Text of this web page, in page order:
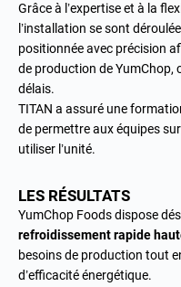
Grâce à l’expertise et à la
l’installation se sont
positionnée avec précision
de production de YumChop,
délais.
TITAN a assuré une
de permettre aux équipes
utiliser l’unité.
LES RÉSULTATS
YumChop Foods dispose
refroidissement rapide
besoins de production tout
d’efficacité énergétique.